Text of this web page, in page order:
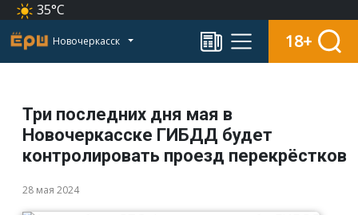
35°C
Новочеркасск 18+
Три последних дня мая в
Новочеркасске ГИБДД будет
контролировать проезд перекрёстков
28 мая 2024